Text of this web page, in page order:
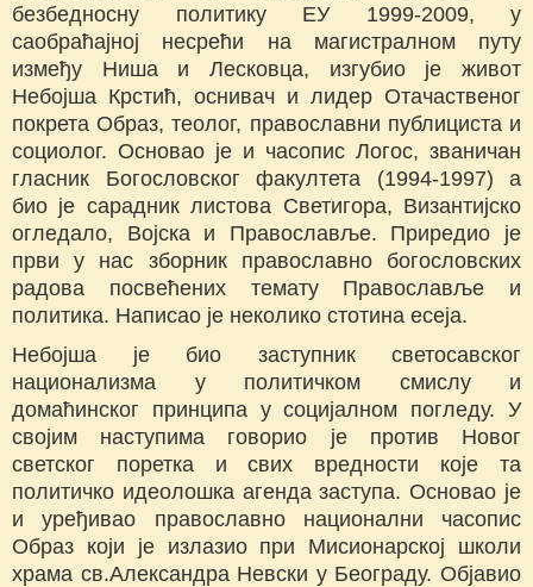
безбедносну политику ЕУ 1999-2009, у
саобраћајној несрећи на магистралном путу
између Ниша и Лесковца, изгубио је живот
Небојша Крстић, оснивач и лидер Отачаственог
покрета Образ, теолог, православни публициста и
социолог. Основао је и часопис Логос, званичан
гласник Богословског факултета (1994-1997) а
био је сарадник листова Светигора, Византијско
огледало, Војска и Православље. Приредио је
први у нас зборник православно богословских
радова посвећених темату Православље и
политика. Написао је неколико стотина есеја.
Небојша је био заступник светосавског
национализма у политичком смислу и
домаћинског принципа у социјалном погледу. У
својим наступима говорио је против Новог
светског поретка и свих вредности које та
политичко идеолошка агенда заступа. Основао је
и уређивао православно национални часопис
Образ који је излазио при Мисионарској школи
храма св.Александра Невски у Београду. Објавио